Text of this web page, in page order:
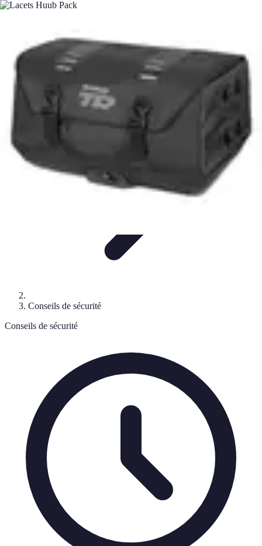
Solutions Serrurerie
Solutions Serrurerie
Conseils de sécurité
Conseils de sécurité